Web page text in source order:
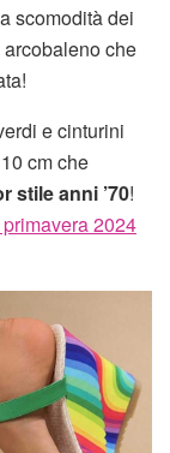
scomodità dei
che
e cinturini
cm che
stile anni ’70!
2024